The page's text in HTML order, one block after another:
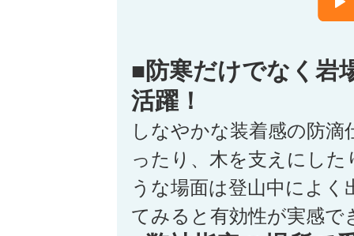
■防寒だけでなく岩
活躍！
しなやかな装着感の防
ったり、木を支えにし
うな場面は登山中によ
てみると有効性が実感で